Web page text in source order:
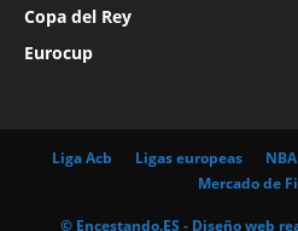
Copa del Rey
Eurocup
Liga Acb Ligas europeas NBA
Mercado de
© Encestando.ES - Diseño web